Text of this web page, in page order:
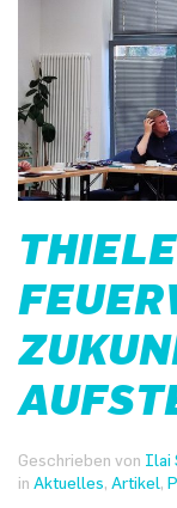
Geschrieben von Ilai
in Aktuelles, Artikel,